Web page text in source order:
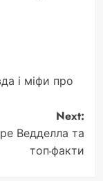
і міфи про
Next:
Ведделла та
топ-факти